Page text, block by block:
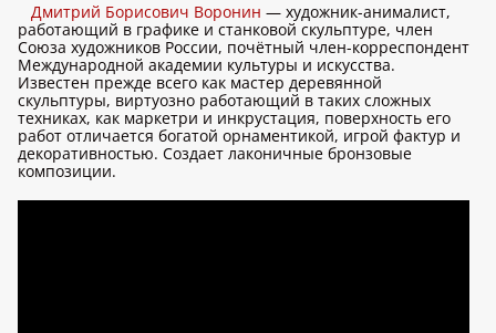
Дмитрий Борисович Воронин — художник-анималист,
работающий в графике и станковой скульптуре, член
Союза художников России, почётный член-корреспондент
Международной академии культуры и искусства.
Известен прежде всего как мастер деревянной
скульптуры, виртуозно работающий в таких сложных
техниках, как маркетри и инкрустация, поверхность его
работ отличается богатой орнаментикой, игрой фактур и
декоративностью. Создает лаконичные бронзовые
композиции.